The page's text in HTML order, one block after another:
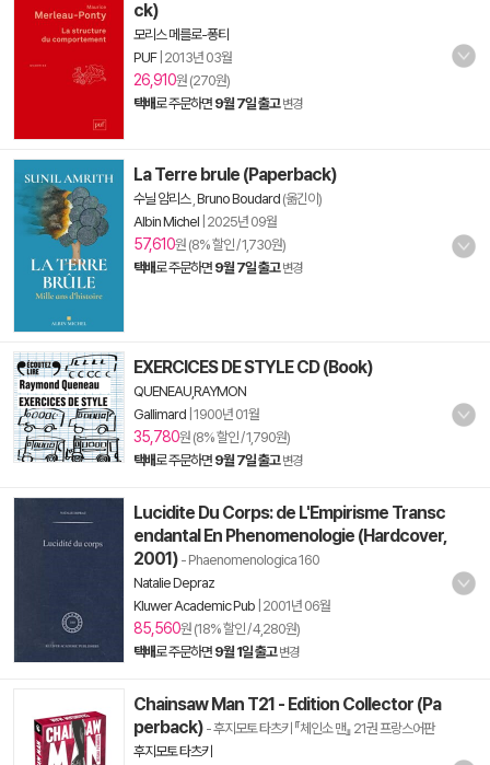
ck)
모리스 메를로-퐁티
PUF| 2013년 03월
26,910원 (270원)
택배로 주문하면 9월 7일 출고 변경
La Terre brule (Paperback)
수닐 암리스, Bruno Boudard (옮긴이)
Albin Michel 2025년 09월
57,610원 (8% 할인 / 1,730원)
택배로 주문하면 9월 7일 출고 변경
EXERCICES DE STYLE CD (Book)
QUENEAU,RAYMON
Gallimard 1900년 01월
35,780원 (8% 할인 / 1,790원)
택배로 주문하면 9월 7일 출고 변경
Lucidite Du Corps: de L'Empirisme Transc
endantal En Phenomenologie (Hardcover,
2001) - Phaenomenologica 160
Natalie Depraz
Kluwer Academic Pub 2001년 06월
85,560원 (18% 할인 / 4,280원)
택배로 주문하면 9월 1일 출고 변경
Chainsaw Man T21 - Edition Collector (Pa
perback) - 후지모토 타츠키 『체인소 맨』 21권 프랑스어판
후지모토 타츠키